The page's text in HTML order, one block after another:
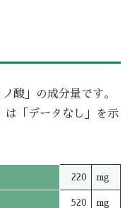
酸」の成分量です。
「データなし」を示
220 mg
520 mg